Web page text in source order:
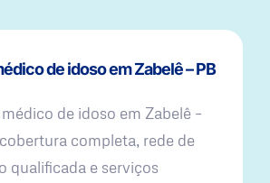
de idoso em Zabelê – PB
de idoso em Zabelê –
completa, rede de
qualificada e serviços